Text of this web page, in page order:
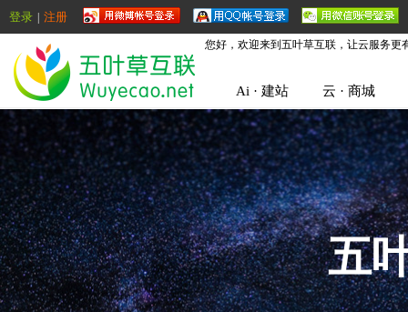
登录 注册
您好，欢迎来到五叶草互联，让云服务更
Ai · 建站 云 · 商城
五